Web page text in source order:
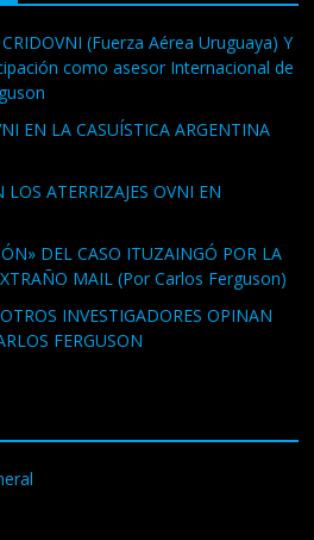
(Fuerza Aérea Uruguaya) Y
como asesor Internacional de
EN LA CASUÍSTICA ARGENTINA
LOS ATERRIZAJES OVNI EN
DEL CASO ITUZAINGÓ POR LA
MAIL (Por Carlos Ferguson)
INVESTIGADORES OPINAN
FERGUSON